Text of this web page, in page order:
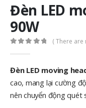
Đèn LED
90W
( There are
Đèn LED moving
cao, mang lại cường
nên chuyển động quét